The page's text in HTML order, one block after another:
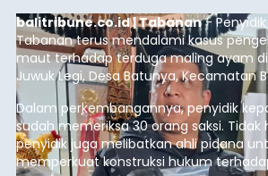
balitribune.co.id | Tabanan- Penyidik
Tabanan terus mendalami kasus
maut terhadap terduga maling ayam
Juwuk Legi, Desa Batunya, Kecamatan
yang terjadi beberapa waktu lalu.
Dalam perkembangannya, penyidik
sudah memeriksa 30 orang saksi. Tidak
penyidik juga melibatkan ahli pidana
memperkuat konstruksi hukum